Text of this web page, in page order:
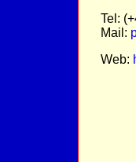
Tel:
Mail:
Web: